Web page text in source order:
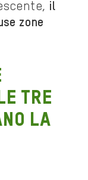
il
zone
tre
la